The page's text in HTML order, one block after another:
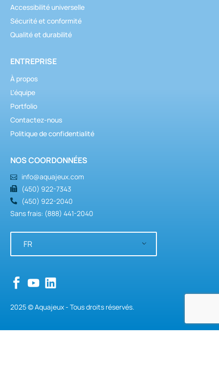
Accessibilité universelle
Sécurité et conformité
Qualité et durabilité
ENTREPRISE
À propos
L'équipe
Portfolio
Contactez-nous
Politique de confidentialité
NOS COORDONNÉES
info@aquajeux.com
(450) 922-7343
(450) 922-2040
Sans frais: (888) 441-2040
FR
2025 © Aquajeux - Tous droits réservés.